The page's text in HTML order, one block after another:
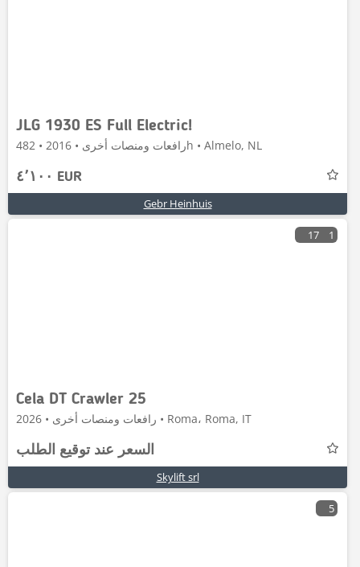
JLG 1930 ES Full Electric!
رافعات ومنصات أخرى • 2016 • 482h • Almelo, NL
٤٬١٠٠ EUR
Gebr Heinhuis
17 1
Cela DT Crawler 25
رافعات ومنصات أخرى • 2026 • Roma، Roma, IT
السعر عند توقيع الطلب
Skylift srl
5